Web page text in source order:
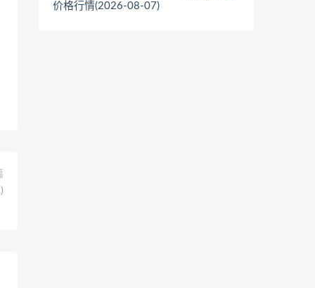
价格行情(2026-08-07)